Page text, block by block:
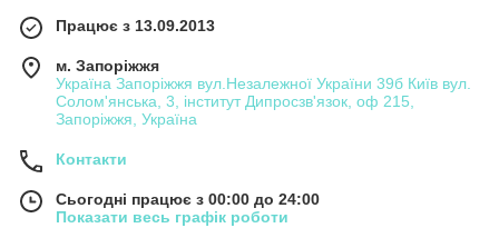
Працює з 13.09.2013
м. Запоріжжя
Україна Запоріжжя вул.Незалежної України 39б Київ вул.
Солом'янська, 3, інститут Дипросзв'язок, оф 215,
Запоріжжя, Україна
Контакти
Сьогодні працює з 00:00 до 24:00
Показати весь графік роботи